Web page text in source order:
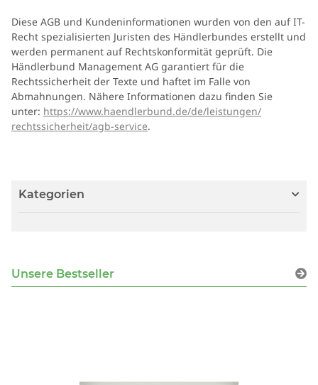
Diese AGB und Kundeninformationen wurden von den auf IT-
Recht spezialisierten Juristen des Händlerbundes erstellt und
werden permanent auf Rechtskonformität geprüft. Die
Händlerbund Management AG garantiert für die
Rechtssicherheit der Texte und haftet im Falle von
Abmahnungen. Nähere Informationen dazu finden Sie
unter: https://www.haendlerbund.de/de/leistungen/
rechtssicherheit/agb-service.
Kategorien
Unsere Bestseller